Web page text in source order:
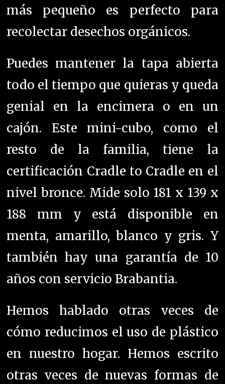
más pequeño es perfecto para
recolectar desechos orgánicos.
Puedes mantener la tapa abierta
todo el tiempo que quieras y queda
genial en la encimera o en un
cajón. Este mini-cubo, como el
resto de la familia, tiene la
certificación Cradle to Cradle en el
nivel bronce. Mide solo 181 x 139 x
188 mm y está disponible en
menta, amarillo, blanco y gris. Y
también hay una garantía de 10
años con servicio Brabantia.
Hemos hablado otras veces de
cómo reducimos el uso de plástico
en nuestro hogar. Hemos escrito
otras veces de nuevas formas de